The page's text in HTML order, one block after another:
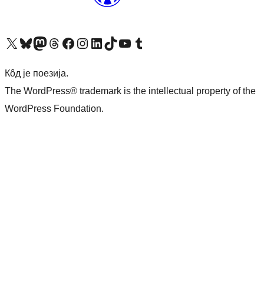
Visit our X (formerly Twitter) account
Посетите наш Bluesky налог
Visit our Mastodon account
Посетите наш налог на Threads-у Visit our Facebook pageПосетите наш Инстаграм налог
Visit our LinkedIn account
Посетите наш TikTok налог
Visit our YouTube channel
Посетите наш Tumblr налог
Кôд је поезија.
The WordPress® trademark is the intellectual property of the
WordPress Foundation.